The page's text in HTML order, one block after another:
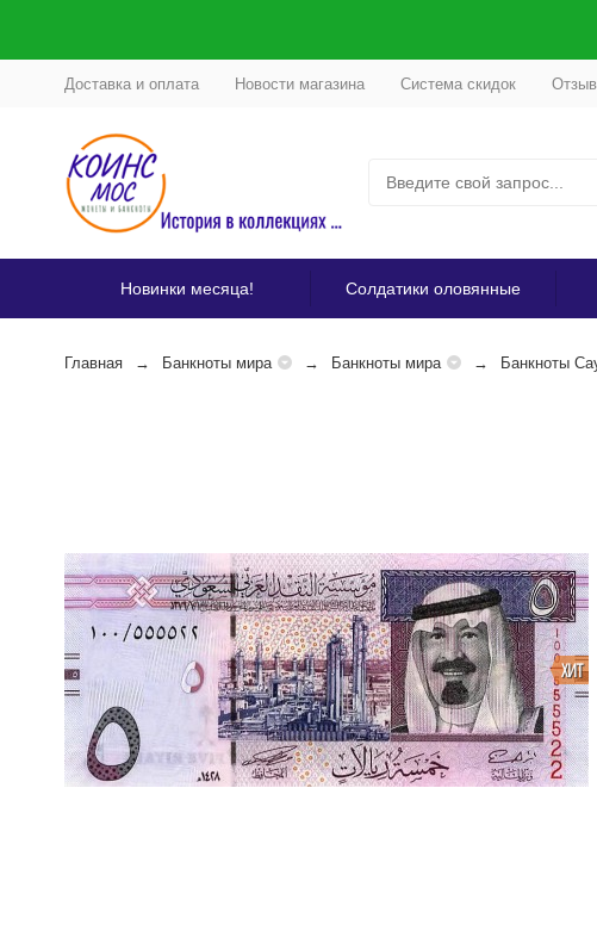
Доставка и оплата Новости магазина Система скидок
Новинки месяца! Солдатики оловянные
Главная Банкноты мира Банкноты мира Банкноты
ХИТ